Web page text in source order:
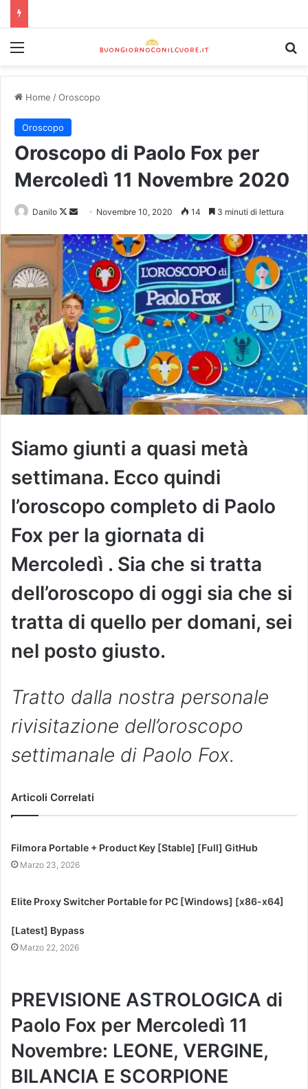
Home /Oroscopo
Oroscopo
Oroscopo di Paolo Fox per
Mercoledì 11 Novembre 2020
Danilo Novembre 10, 2020 14 3 minuti di lettura
Siamo giunti a quasi metà
settimana. Ecco quindi
l’oroscopo completo di Paolo
Fox per la giornata di
Mercoledì . Sia che si tratta
dell’oroscopo di oggi sia che si
tratta di quello per domani, sei
nel posto giusto.
Tratto dalla nostra personale
rivisitazione dell’oroscopo
settimanale di Paolo Fox.
Articoli Correlati
Filmora Portable + Product Key [Stable] [Full] GitHub
Marzo 23, 2026
Elite Proxy Switcher Portable for PC [Windows] [x86-x64]
[Latest] Bypass
Marzo 22, 2026
PREVISIONE ASTROLOGICA di
Paolo Fox per Mercoledì 11
Novembre: LEONE, VERGINE,
BILANCIA E SCORPIONE